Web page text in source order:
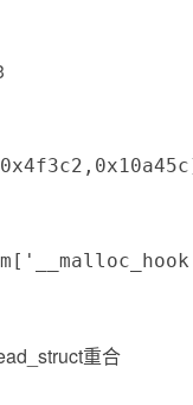
0x4f3c2 , 0x10a45c
[
重合